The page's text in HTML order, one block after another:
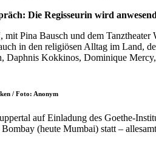
Die Regisseurin wird
Pina Bausch und dem
in den religiösen Alltag im Land,
Daphnis Kokkinos, Dominique
/ Foto: Anonym
auf Einladung des Goethe-
(heute Mumbai) statt –